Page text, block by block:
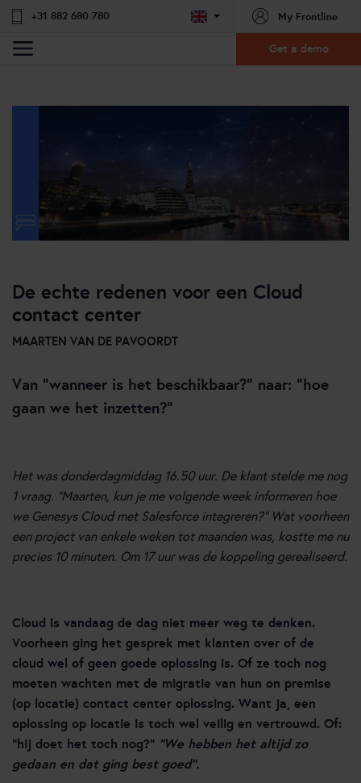
+31 882 680 780 My Frontline
Get a demo
De echte redenen voor een Cloud
contact center
MAARTEN VAN DE PAVOORDT
Van “wanneer is het beschikbaar?” naar: “hoe
gaan we het inzetten?”
Het was donderdagmiddag 16.50 uur. De klant stelde me nog
1 vraag. “Maarten, kun je me volgende week informeren hoe
we Genesys Cloud met Salesforce integreren?” Wat voorheen
een project van enkele weken tot maanden was, kostte me nu
precies 10 minuten. Om 17 uur was de koppeling gerealiseerd.
Cloud is vandaag de dag niet meer weg te denken.
Voorheen ging het gesprek met klanten over of de
cloud wel of geen goede oplossing is. Of ze toch nog
moeten wachten met de migratie van hun on premise
(op locatie) contact center oplossing. Want ja, een
oplossing op locatie is toch wel veilig en vertrouwd. Of:
“hij doet het toch nog?” “We hebben het altijd zo
gedaan en dat ging best goed”.